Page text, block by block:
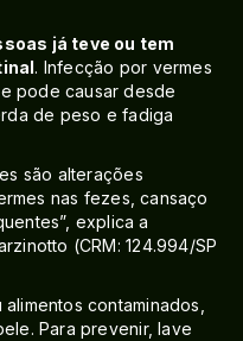
já teve ou tem
. Infecção por vermes
pode causar desde
de peso e fadiga
são alterações
nas fezes, cansaço
explica a
(CRM: 124.994/SP
contaminados,
Para prevenir, lave